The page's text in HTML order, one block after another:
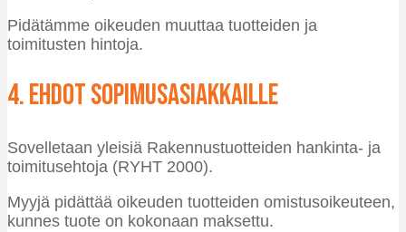
Pidätämme oikeuden muuttaa tuotteiden ja
toimitusten hintoja.
4. Ehdot sopimusasiakkaille
Sovelletaan yleisiä Rakennustuotteiden hankinta- ja
toimitusehtoja (RYHT 2000).
Myyjä pidättää oikeuden tuotteiden omistusoikeuteen,
kunnes tuote on kokonaan maksettu.